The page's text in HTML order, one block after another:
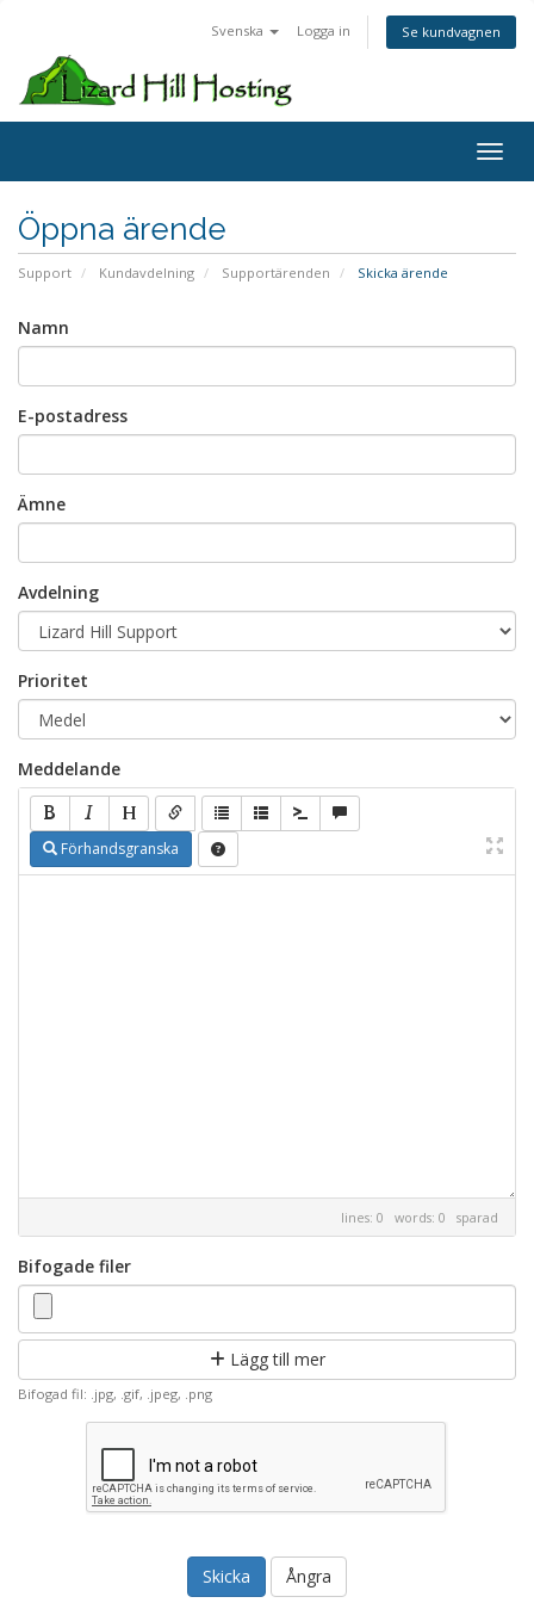
Svenska Logga in Se kundvagnen
Öppna ärende
Support Kundavdelning Supportärenden Skicka ärende
Namn
E-postadress
Ämne
Avdelning
Prioritet
Meddelande
Förhandsgranska
lines: 0 words: 0 sparad
Bifogade filer
Lägg till mer
Bifogad fil: .jpg, .gif, .jpeg, .png
Ångra